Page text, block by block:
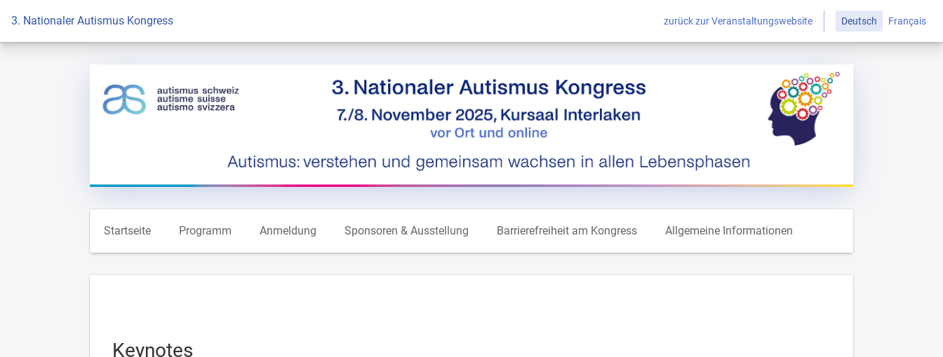
Zur Startseite
3. Nationaler Autismus Kongress zurück zur Veranstaltungswebsite Deutsch Français
Startseite Programm Anmeldung Sponsoren & Ausstellung Barrierefreiheit am Kongress Allgemeine Informationen
Keynotes